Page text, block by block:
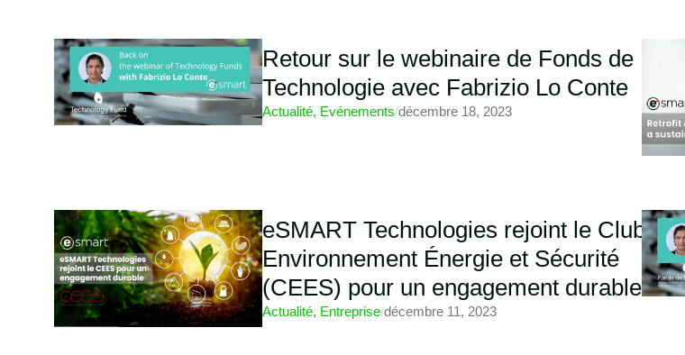
Retour sur le webinaire de Fonds de
Technologie avec Fabrizio Lo Conte
Actualité, Evénements/décembre 18, 2023
eSMART Technologies rejoint le Club
Environnement Énergie et Sécurité
(CEES) pour un engagement durable
Actualité, Entreprise/décembre 11, 2023